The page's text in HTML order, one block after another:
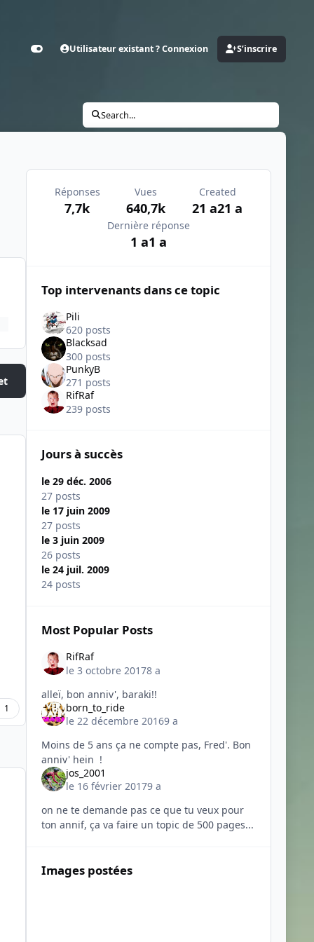
CustomizerUtilisateur existant ? Connexion S’inscrire
Search...
1
Réponses
7,7k
Vues
640,7k
Created
21 a21 a
Dernière réponse
1 a1 a
Top intervenants dans ce topic
Pili
620 posts
Blacksad
300 posts
PunkyB
271 posts
RifRaf
239 posts
Jours à succès
le 29 déc. 2006
27 posts
le 17 juin 2009
27 posts
le 3 juin 2009
26 posts
le 24 juil. 2009
24 posts
Most Popular Posts
RifRaf
le 3 octobre 20178 a
born_to_ride
le 22 décembre 20169 a
Moins de 5 ans ça ne compte pas, Fred'. Bon
anniv' hein !
jos_2001
le 16 février 20179 a
on ne te demande pas ce que tu veux pour
ton annif, ça va faire un topic de 500 pages...
Images postées